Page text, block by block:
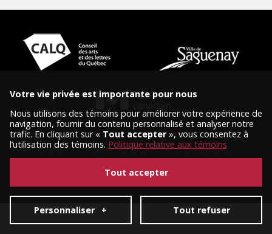
© 2026 Tous droits réservés, Diffusion Saguenay.
Conception et réalisation :Nubee|Mes préférences cookies
Votre vie privée est importante pour nous
Nous utilisons des témoins pour améliorer votre expérience de
navigation, fournir du contenu personnalisé et analyser notre
trafic. En cliquant sur « Tout accepter», vous consentez à
l’utilisation des témoins. Politique relative aux témoins
Personnaliser + Tout refuser
Tout accepter